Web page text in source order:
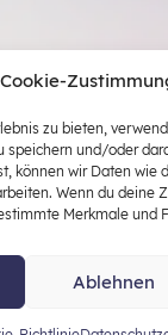
Cookie-
zu bieten,
speichern und/oder
können wir Daten wie
Wenn du deine
Merkmale und
Ablehnen
zentraler
der schulischen